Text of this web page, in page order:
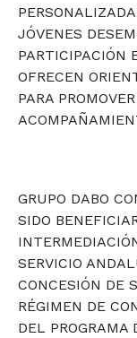
JÓVENES
PARTICIPACIÓN
OFRECEN
PARA
GRUPO DABO
SIDO
SERVICIO
CONCESIÓN DE
RÉGIMEN DE
DEL PROGRAMA